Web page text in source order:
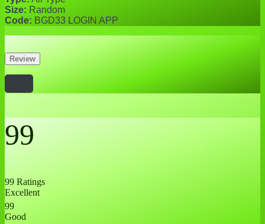
Size: Random
Code: BGD33 LOGIN APP
Review
99
99 Ratings
Excellent
99
Good